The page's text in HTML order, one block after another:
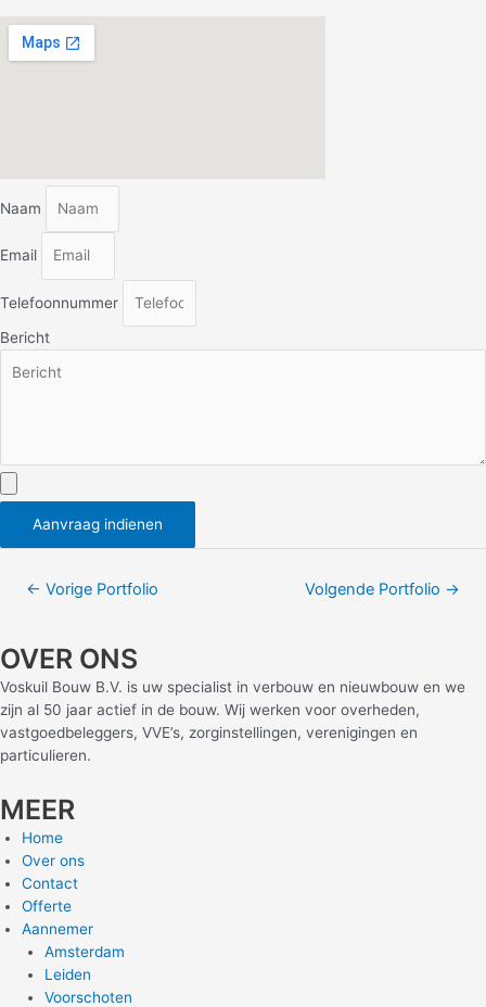
Naam
Email
Telefoonnummer
Bericht
Aanvraag indienen
Bericht
← Vorige Portfolio Volgende Portfolio →
OVER ONS
Voskuil Bouw B.V. is uw specialist in verbouw en nieuwbouw en we
zijn al 50 jaar actief in de bouw. Wij werken voor overheden,
vastgoedbeleggers, VVE’s, zorginstellingen, verenigingen en
particulieren.
MEER
Home
Over ons
Contact
Offerte
Aannemer
Amsterdam
Leiden
Voorschoten